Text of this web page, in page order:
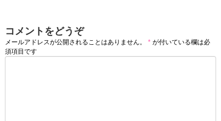
コメントをどうぞ
メールアドレスが公開されることはありません。 * が付いている欄は必
須項目です